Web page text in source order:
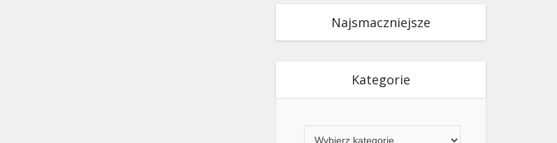
Najsmaczniejsze
Kategorie